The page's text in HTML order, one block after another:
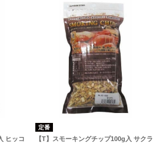
ヒッコ
定番
【T】スモーキングチップ100g入 サクラ